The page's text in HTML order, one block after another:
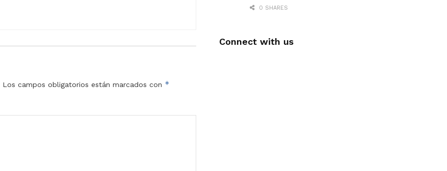
Los campos obligatorios están marcados con *
0 SHARES
Connect with us